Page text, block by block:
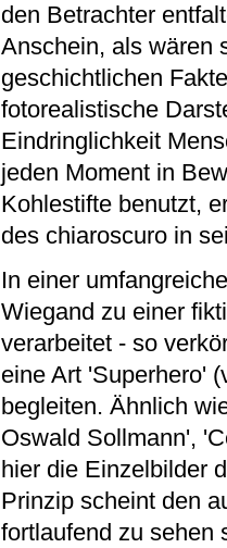
den Betrachter
Anschein, als wären
geschichtlichen
fotorealistische
Eindringlichkeit
jeden Moment in
Kohlestifte benutzt,
des chiaroscuro in
In einer
Wiegand zu einer
verarbeitet - so
eine Art 'Superhero'
begleiten. Ähnlich
Oswald Sollmann',
hier die Einzelbilder
Prinzip scheint den
fortlaufend zu sehen